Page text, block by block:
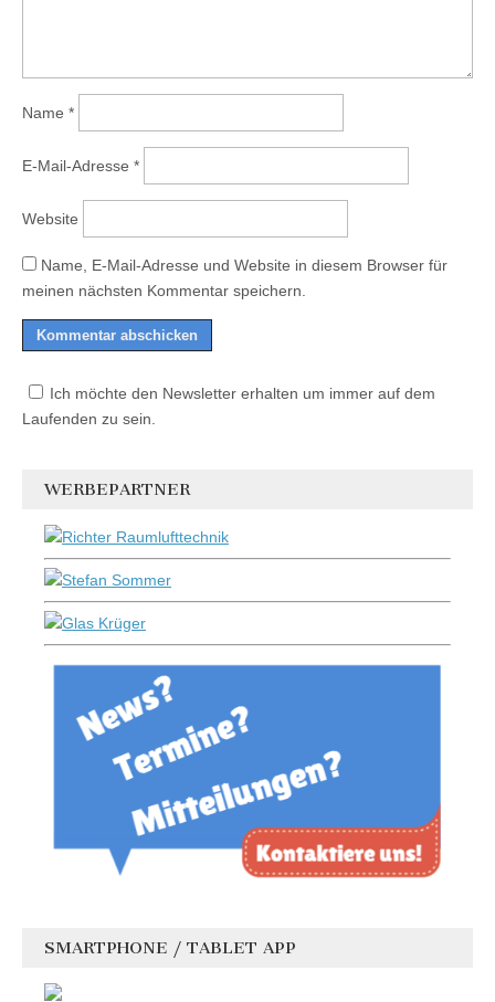
Name *
E-Mail-Adresse *
Website
Name, E-Mail-Adresse und Website in diesem Browser für
meinen nächsten Kommentar speichern.
Ich möchte den Newsletter erhalten um immer auf dem
Laufenden zu sein.
WERBEPARTNER
SMARTPHONE / TABLET APP